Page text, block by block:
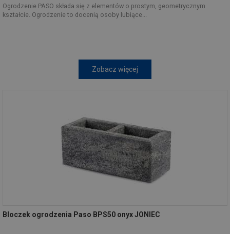
Ogrodzenie PASO składa się z elementów o prostym, geometrycznym
kształcie. Ogrodzenie to docenią osoby lubiące...
Zobacz więcej
Bloczek ogrodzenia Paso BPS50 onyx JONIEC